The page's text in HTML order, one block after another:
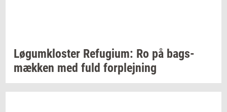
Løgum­klo­ster Re­fu­gi­um: Ro på bags­
mæk­ken med fuld for­plej­ning